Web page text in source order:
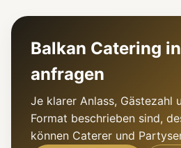
Balkan Catering
anfragen
Je klarer Anlass, Gästezahl
Format beschrieben sind,
können Caterer und